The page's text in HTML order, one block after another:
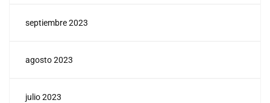
septiembre 2023
agosto 2023
julio 2023